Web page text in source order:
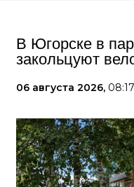
В Югорске в
закольцуют
06 августа 2026, 08:17